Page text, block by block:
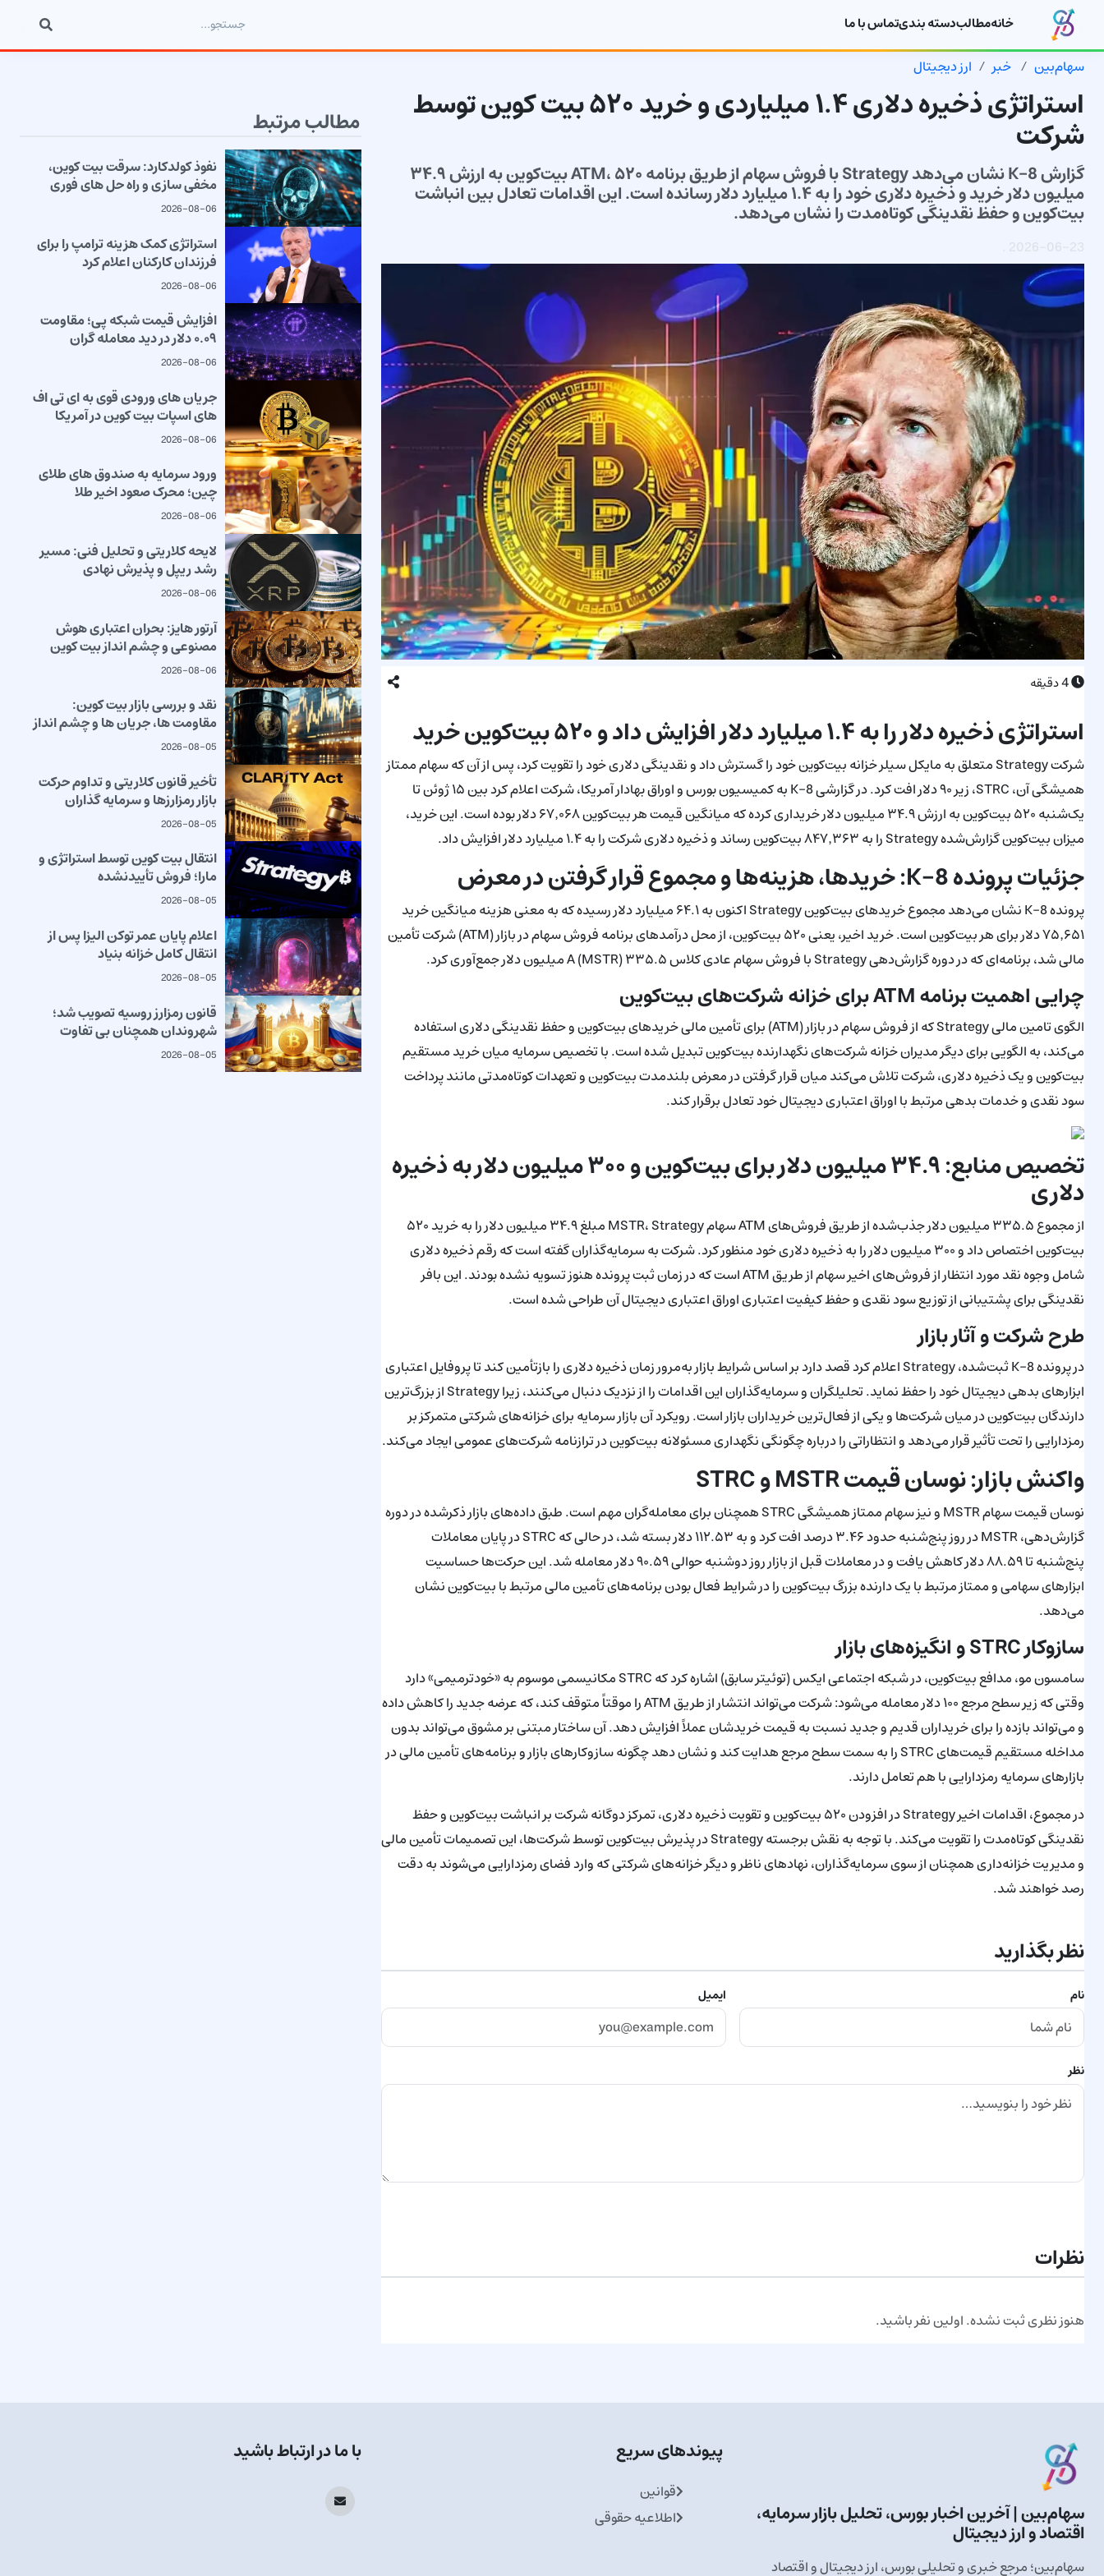
خانهمطالبدسته بندیتماس با ما
سهام‌بین خبر ارز دیجیتال
استراتژی ذخیره دلاری ۱.۴ میلیاردی و خرید ۵۲۰ بیت کوین توسط
شرکت
گزارش 8-K نشان می‌دهد Strategy با فروش سهام از طریق برنامه ATM، ۵۲۰ بیت‌کوین به ارزش ۳۴.۹
میلیون دلار خرید و ذخیره دلاری خود را به ۱.۴ میلیارد دلار رسانده است. این اقدامات تعادل بین انباشت
بیت‌کوین و حفظ نقدینگی کوتاه‌مدت را نشان می‌دهد.
2026-06-23
.
4دقیقه
استراتژی ذخیره دلار را به ۱.۴ میلیارد دلار افزایش داد و ۵۲۰ بیت‌کوین خرید
شرکت Strategy متعلق به مایکل سیلر خزانه بیت‌کوین خود را گسترش داد و نقدینگی دلاری خود را تقویت کرد، پس از آن که سهام ممتاز
همیشگی آن، STRC، زیر ۹۰ دلار افت کرد. در گزارشی 8-K به کمیسیون بورس و اوراق بهادار آمریکا، شرکت اعلام کرد بین ۱۵ ژوئن تا
یک‌شنبه ۵۲۰ بیت‌کوین به ارزش ۳۴.۹ میلیون دلار خریداری کرده که میانگین قیمت هر بیت‌کوین ۶۷٬۰۶۸ دلار بوده است. این خرید،
میزان بیت‌کوین گزارش‌شده Strategy را به ۸۴۷٬۳۶۳ بیت‌کوین رساند و ذخیره دلاری شرکت را به ۱.۴ میلیارد دلار افزایش داد.
جزئیات پرونده 8-K: خریدها، هزینه‌ها و مجموع قرار گرفتن در معرض
پرونده 8-K نشان می‌دهد مجموع خریدهای بیت‌کوین Strategy اکنون به ۶۴.۱ میلیارد دلار رسیده که به معنی هزینه میانگین خرید
۷۵٬۶۵۱ دلار برای هر بیت‌کوین است. خرید اخیر، یعنی ۵۲۰ بیت‌کوین، از محل درآمدهای برنامه فروش سهام در بازار (ATM) شرکت تأمین
مالی شد، برنامه‌ای که در دوره گزارش‌دهی Strategy با فروش سهام عادی کلاس A (MSTR) ۳۳۵.۵ میلیون دلار جمع‌آوری کرد.
چرایی اهمیت برنامه ATM برای خزانه شرکت‌های بیت‌کوین
الگوی تامین مالی Strategy که از فروش سهام در بازار (ATM) برای تأمین مالی خریدهای بیت‌کوین و حفظ نقدینگی دلاری استفاده
می‌کند، به الگویی برای دیگر مدیران خزانه شرکت‌های نگهدارنده بیت‌کوین تبدیل شده است. با تخصیص سرمایه میان خرید مستقیم
بیت‌کوین و یک ذخیره دلاری، شرکت تلاش می‌کند میان قرار گرفتن در معرض بلندمدت بیت‌کوین و تعهدات کوتاه‌مدتی مانند پرداخت
سود نقدی و خدمات بدهی مرتبط با اوراق اعتباری دیجیتال خود تعادل برقرار کند.
تخصیص منابع: ۳۴.۹ میلیون دلار برای بیت‌کوین و ۳۰۰ میلیون دلار به ذخیره
دلاری
از مجموع ۳۳۵.۵ میلیون دلار جذب‌شده از طریق فروش‌های ATM سهام MSTR، Strategy مبلغ ۳۴.۹ میلیون دلار را به خرید ۵۲۰
بیت‌کوین اختصاص داد و ۳۰۰ میلیون دلار را به ذخیره دلاری خود منظور کرد. شرکت به سرمایه‌گذاران گفته است که رقم ذخیره دلاری
شامل وجوه نقد مورد انتظار از فروش‌های اخیر سهام از طریق ATM است که در زمان ثبت پرونده هنوز تسویه نشده بودند. این بافر
نقدینگی برای پشتیبانی از توزیع سود نقدی و حفظ کیفیت اعتباری اوراق اعتباری دیجیتال آن طراحی شده است.
طرح شرکت و آثار بازار
در پرونده 8-K ثبت‌شده، Strategy اعلام کرد قصد دارد بر اساس شرایط بازار به‌مرور زمان ذخیره دلاری را بازتأمین کند تا پروفایل اعتباری
ابزارهای بدهی دیجیتال خود را حفظ نماید. تحلیلگران و سرمایه‌گذاران این اقدامات را از نزدیک دنبال می‌کنند، زیرا Strategy از بزرگ‌ترین
دارندگان بیت‌کوین در میان شرکت‌ها و یکی از فعال‌ترین خریداران بازار است. رویکرد آن بازار سرمایه برای خزانه‌های شرکتی متمرکز بر
رمزدارایی را تحت تأثیر قرار می‌دهد و انتظاراتی را درباره چگونگی نگهداری مسئولانه بیت‌کوین در ترازنامه شرکت‌های عمومی ایجاد می‌کند.
واکنش بازار: نوسان قیمت MSTR و STRC
نوسان قیمت سهام MSTR و نیز سهام ممتاز همیشگی STRC همچنان برای معامله‌گران مهم است. طبق داده‌های بازار ذکرشده در دوره
گزارش‌دهی، MSTR در روز پنج‌شنبه حدود ۳.۴۶ درصد افت کرد و به ۱۱۲.۵۳ دلار بسته شد، در حالی که STRC در پایان معاملات
پنج‌شنبه تا ۸۸.۵۹ دلار کاهش یافت و در معاملات قبل از بازار روز دوشنبه حوالی ۹۰.۵۹ دلار معامله شد. این حرکت‌ها حساسیت
ابزارهای سهامی و ممتاز مرتبط با یک دارنده بزرگ بیت‌کوین را در شرایط فعال بودن برنامه‌های تأمین مالی مرتبط با بیت‌کوین نشان
می‌دهد.
سازوکار STRC و انگیزه‌های بازار
سامسون مو، مدافع بیت‌کوین، در شبکه اجتماعی ایکس (توئیتر سابق) اشاره کرد که STRC مکانیسمی موسوم به «خودترمیمی» دارد
وقتی که زیر سطح مرجع ۱۰۰ دلار معامله می‌شود: شرکت می‌تواند انتشار از طریق ATM را موقتاً متوقف کند، که عرضه جدید را کاهش داده
و می‌تواند بازده را برای خریداران قدیم و جدید نسبت به قیمت خریدشان عملاً افزایش دهد. آن ساختار مبتنی بر مشوق می‌تواند بدون
مداخله مستقیم قیمت‌های STRC را به سمت سطح مرجع هدایت کند و نشان دهد چگونه سازوکارهای بازار و برنامه‌های تأمین مالی در
بازارهای سرمایه رمزدارایی با هم تعامل دارند.
در مجموع، اقدامات اخیر Strategy در افزودن ۵۲۰ بیت‌کوین و تقویت ذخیره دلاری، تمرکز دوگانه شرکت بر انباشت بیت‌کوین و حفظ
نقدینگی کوتاه‌مدت را تقویت می‌کند. با توجه به نقش برجسته Strategy در پذیرش بیت‌کوین توسط شرکت‌ها، این تصمیمات تأمین مالی
و مدیریت خزانه‌داری همچنان از سوی سرمایه‌گذاران، نهادهای ناظر و دیگر خزانه‌های شرکتی که وارد فضای رمزدارایی می‌شوند به دقت
رصد خواهند شد.
نظر بگذارید
نام ایمیل
نظر
نظرات
هنوز نظری ثبت نشده. اولین نفر باشید.
مطالب مرتبط
نفوذ کولدکارد: سرقت بیت کوین،
مخفی سازی و راه حل های فوری
2026-08-06
استراتژی کمک هزینه ترامپ را برای
فرزندان کارکنان اعلام کرد
2026-08-06
افزایش قیمت شبکه پی؛ مقاومت
۰.۰۹ دلار در دید معامله گران
2026-08-06
جریان های ورودی قوی به ای تی اف
های اسپات بیت کوین در آمریکا
2026-08-06
ورود سرمایه به صندوق های طلای
چین؛ محرک صعود اخیر طلا
2026-08-06
لایحه کلاریتی و تحلیل فنی: مسیر
رشد ریپل و پذیرش نهادی
2026-08-06
آرتور هایز: بحران اعتباری هوش
مصنوعی و چشم انداز بیت کوین
2026-08-06
نقد و بررسی بازار بیت کوین:
مقاومت ها، جریان ها و چشم انداز
2026-08-05
تأخیر قانون کلاریتی و تداوم حرکت
بازار رمزارزها و سرمایه گذاران
2026-08-05
انتقال بیت کوین توسط استراتژی و
مارا؛ فروش تأییدنشده
2026-08-05
اعلام پایان عمر توکن الیزا پس از
انتقال کامل خزانه بنیاد
2026-08-05
قانون رمزارز روسیه تصویب شد؛
شهروندان همچنان بی تفاوت
2026-08-05
سهام‌بین | آخرین اخبار بورس، تحلیل بازار سرمایه،
اقتصاد و ارز دیجیتال
سهام‌بین؛ مرجع خبری و تحلیلی بورس، ارز دیجیتال و اقتصاد
پیوندهای سریع
قوانین
اطلاعیه حقوقی
با ما در ارتباط باشید